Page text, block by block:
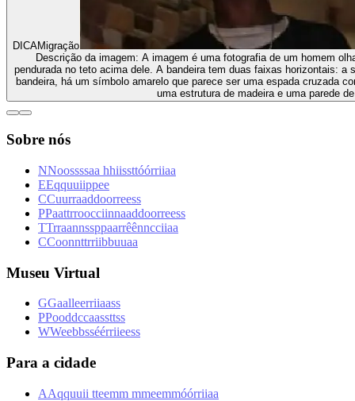
DICAMigração
Descrição da imagem: A imagem é uma fotografia de um homem
pendurada no teto acima dele. A bandeira tem duas faixas horizontais: a
bandeira, há um símbolo amarelo que parece ser uma espada cruzada
uma estrutura de madeira e uma parede
Sobre nós
NNoossssaa hhiissttóórriiaa
EEqquuiippee
CCuurraaddoorreess
PPaattrroocciinnaaddoorreess
TTrraannssppaarrêênncciiaa
CCoonnttrriibbuuaa
Museu Virtual
GGaalleerriiaass
PPooddccaassttss
WWeebbsséérriieess
Para a cidade
AAqquuii tteemm mmeemmóórriiaa